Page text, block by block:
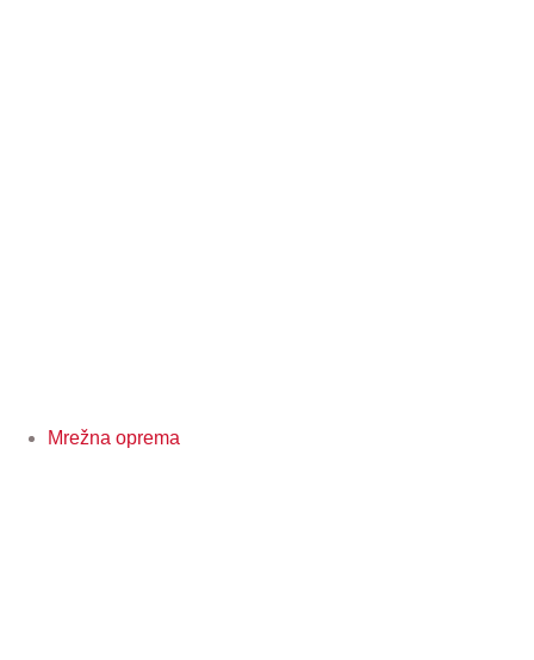
Mrežna oprema